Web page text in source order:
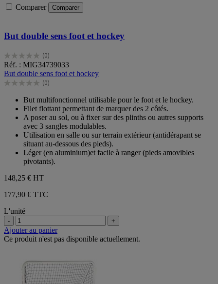
Comparer Comparer
But double sens foot et hockey
(0)
0.0
sur
5
étoiles.
Réf. : MIG34739033
But double sens foot et hockey
(0)
0.0
étoiles.
But multifonctionnel utilisable pour le foot et le hockey.
Filet flottant permettant de marquer des 2 côtés.
A poser au sol, ou à fixer sur des plinths ou autres supports
avec 3 sangles modulables.
Utilisation en salle ou sur terrain extérieur (antidérapant se
situant au-dessous des pieds).
Léger (en aluminium)et facile à ranger (pieds amovibles
pivotants).
148,25 € HT
177,90 € TTC
L'unité
- +
Ajouter au panier
Ce produit n'est pas disponible actuellement.